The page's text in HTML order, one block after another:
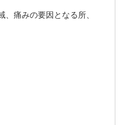
痛みの要因となる所、